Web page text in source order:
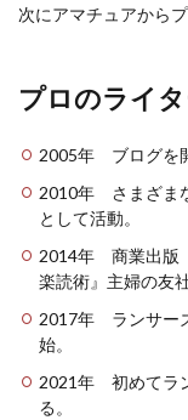
次にアマチュアから
プロのライ
2005年 ブログを
2010年 さまざま
として活動。
2014年 商業出版
楽読術』主婦の友
2017年 ランサー
始。
2021年 初めてラ
る。